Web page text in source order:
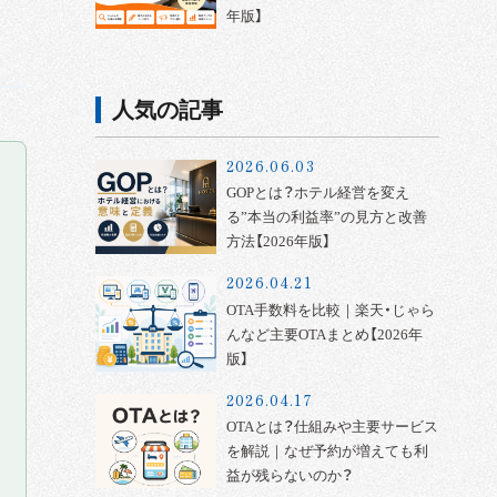
年版】
人気の記事
2026.06.03
GOPとは？ホテル経営を変え
る”本当の利益率”の見方と改善
方法【2026年版】
2026.04.21
OTA手数料を比較｜楽天・じゃら
んなど主要OTAまとめ【2026年
版】
2026.04.17
OTAとは？仕組みや主要サービス
を解説｜なぜ予約が増えても利
益が残らないのか？